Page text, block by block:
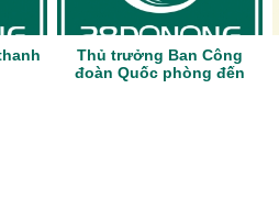
Thủ trưởng Ban Công
đoàn Quốc phòng đến